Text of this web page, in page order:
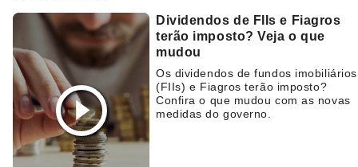
Dividendos de FIIs e Fiagros
terão imposto? Veja o que
mudou
Os dividendos de fundos imobiliários
(FIIs) e Fiagros terão imposto?
Confira o que mudou com as novas
medidas do governo.